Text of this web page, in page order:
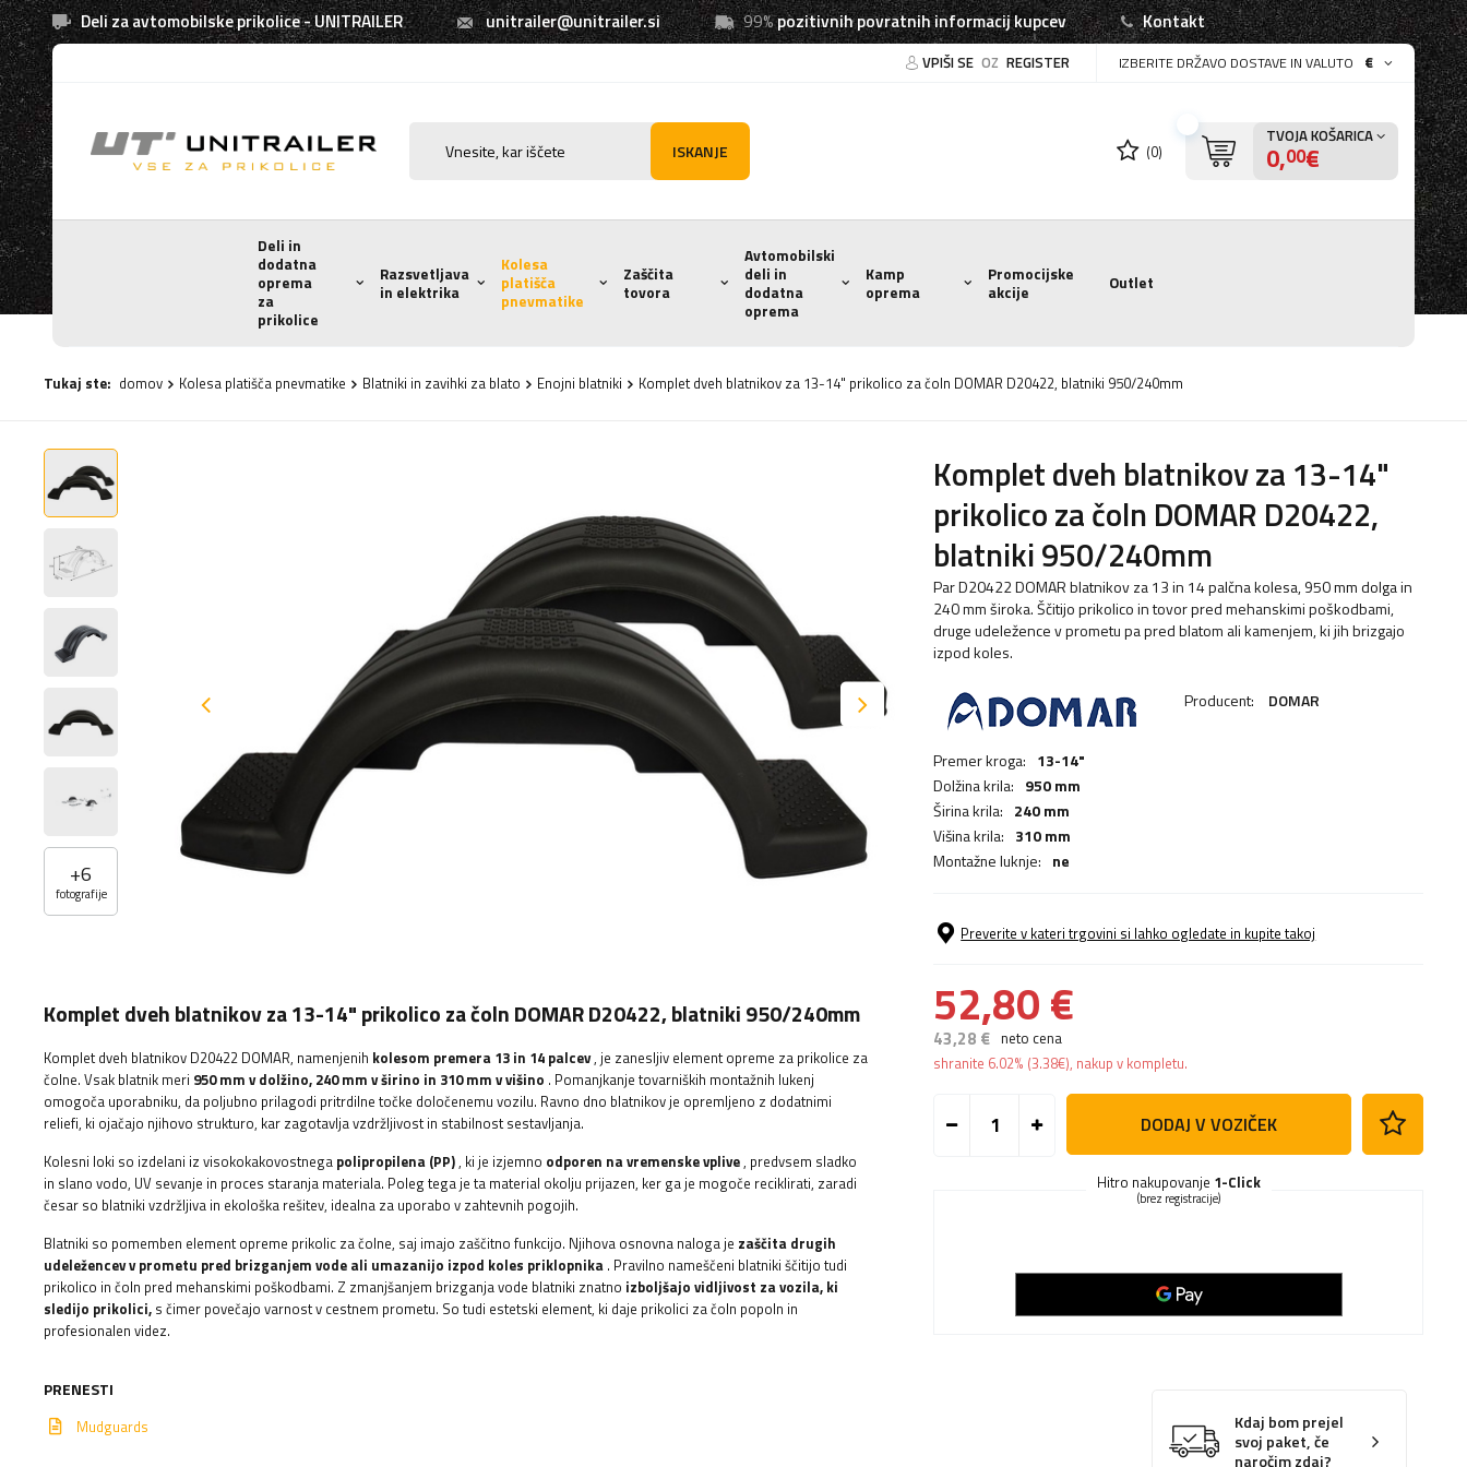
Deli za avtomobilske prikolice - UNITRAILER unitrailer@unitrailer.si 99%pozitivnih povratnih informacij kupcev Kontakt
VPIŠI SE OZ REGISTER IZBERITE DRŽAVO DOSTAVE IN VALUTO €
ISKANJE (0)
TVOJA KOŠARICA
0,00€
Deli in
dodatna
oprema
za
prikolice
Razsvetljava
in elektrika
Kolesa
platišča
pnevmatike
Zaščita
tovora
Avtomobilski
deli in
dodatna
oprema
Kamp
oprema
Promocijske
akcije
Outlet
Tukaj ste: domov Kolesa platišča pnevmatike Blatniki in zavihki za blato Enojni blatniki Komplet dveh blatnikov za 13-14" prikolico za čoln DOMAR D20422, blatniki 950/240mm
+6
fotografije
Komplet dveh blatnikov za 13-14"
prikolico za čoln DOMAR D20422,
blatniki 950/240mm
Par D20422 DOMAR blatnikov za 13 in 14 palčna kolesa, 950 mm dolga in
240 mm široka. Ščitijo prikolico in tovor pred mehanskimi poškodbami,
druge udeležence v prometu pa pred blatom ali kamenjem, ki jih brizgajo
izpod koles.
Producent: DOMAR
Premer kroga: 13-14"
Dolžina krila: 950 mm
Širina krila: 240 mm
Višina krila: 310 mm
Montažne luknje: ne
Preverite v kateri trgovini si lahko ogledate in kupite takoj
52,80 €
43,28 € neto cena
shranite 6.02% (3.38€), nakup v kompletu.
DODAJ V VOZIČEK
Hitro nakupovanje 1-Click
(brez registracije)
Kdaj bom prejel
svoj paket, če
naročim zdaj?
Komplet dveh blatnikov za 13-14" prikolico za čoln DOMAR D20422, blatniki 950/240mm
Komplet dveh blatnikov D20422 DOMAR, namenjenih kolesom premera 13 in 14 palcev, je zanesljiv element opreme za prikolice za
čolne. Vsak blatnik meri 950 mm v dolžino, 240 mm v širino in 310 mm v višino . Pomanjkanje tovarniških montažnih lukenj
omogoča uporabniku, da poljubno prilagodi pritrdilne točke določenemu vozilu. Ravno dno blatnikov je opremljeno z dodatnimi
reliefi, ki ojačajo njihovo strukturo, kar zagotavlja vzdržljivost in stabilnost sestavljanja.
Kolesni loki so izdelani iz visokokakovostnega polipropilena (PP), ki je izjemno odporen na vremenske vplive, predvsem sladko
in slano vodo, UV sevanje in proces staranja materiala. Poleg tega je ta material okolju prijazen, ker ga je mogoče reciklirati, zaradi
česar so blatniki vzdržljiva in ekološka rešitev, idealna za uporabo v zahtevnih pogojih.
Blatniki so pomemben element opreme prikolic za čolne, saj imajo zaščitno funkcijo. Njihova osnovna naloga je zaščita drugih
udeležencev v prometu pred brizganjem vode ali umazanijo izpod koles priklopnika . Pravilno nameščeni blatniki ščitijo tudi
prikolico in čoln pred mehanskimi poškodbami. Z zmanjšanjem brizganja vode blatniki znatno izboljšajo vidljivost za vozila, ki
sledijo prikolici, s čimer povečajo varnost v cestnem prometu. So tudi estetski element, ki daje prikolici za čoln popoln in
profesionalen videz.
PRENESTI
Mudguards